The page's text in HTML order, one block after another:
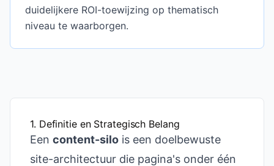
duidelijkere ROI-toewijzing op thematisch
niveau te waarborgen.
1. Definitie en Strategisch Belang
Een content-silo is een doelbewuste
site-architectuur die pagina's onder één